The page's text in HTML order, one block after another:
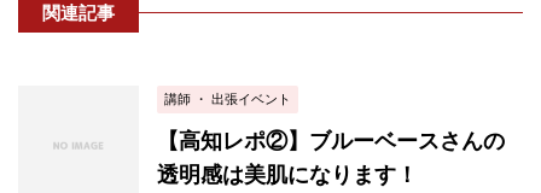
関連記事
講師 ・ 出張イベント
【高知レポ②】ブルーベースさんの
透明感は美肌になります！